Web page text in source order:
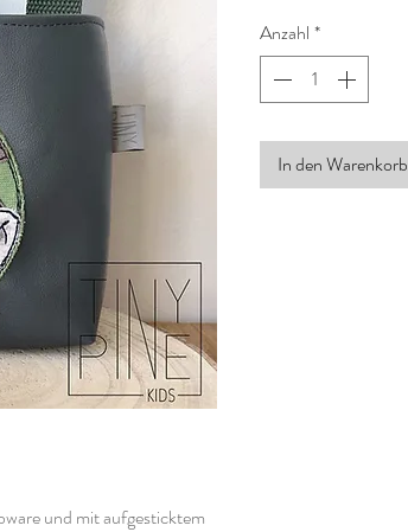
und mit aufgesticktem
Anzahl *
In den Warenkorb